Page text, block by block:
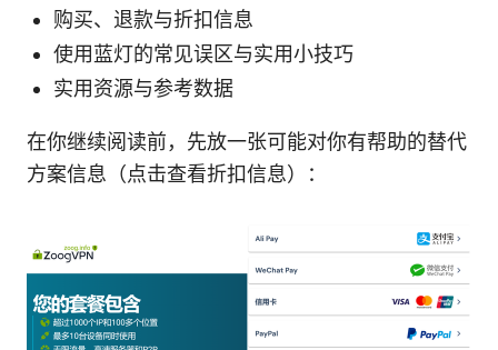
购买、退款与折扣信息
使用蓝灯的常见误区与实用小技巧
实用资源与参考数据
在你继续阅读前，先放一张可能对你有帮助的替代
方案信息（点击查看折扣信息）：